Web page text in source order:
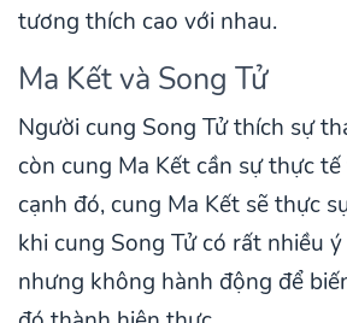
tương thích cao với nhau.
Ma Kết và Song Tử
Người cung Song Tử thích sự
còn cung Ma Kết cần sự thực
cạnh đó, cung Ma Kết sẽ thực
khi cung Song Tử có rất nhiều
nhưng không hành động để